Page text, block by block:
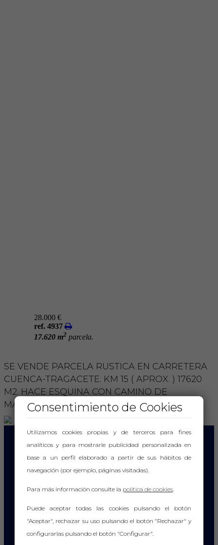
28.000 €
ref. 4937
17.620 m2 parcela.
SE VENDE PARCELA RUSTICA EN CARRETERA
CUENCA-TRAGACETE. KM 15 ( APROX. ) 17620
M2. HACE ESQUINA CON CAMINO DE
MARIANA. CONDICIONES A CONVENIR.
INMOBILIARIA ROMERO
16004 – Cuenca
info@inmobiliariaromero.com
Consentimiento de Cookies
Utilizamos cookies propias y de terceros para fines
analíticos y para mostrarle publicidad personalizada en
base a un perfil elaborado a partir de sus hábitos de
navegación (por ejemplo, páginas visitadas).
Para más información consulte la política de cookies.
Puede aceptar todas las cookies pulsando el botón
"Aceptar", rechazar su uso pulsando el botón "Rechazar" y
configurarlas pulsando el botón "Configurar".